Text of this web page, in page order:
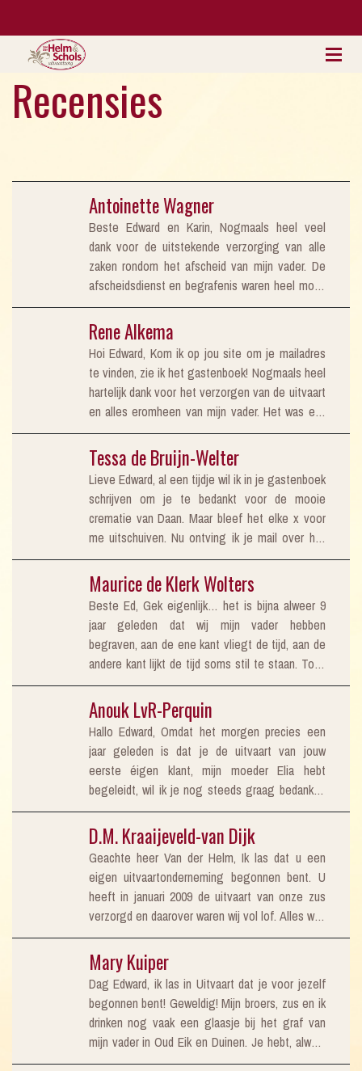
Recensies
Antoinette Wagner
Beste Edward en Karin, Nogmaals heel veel
dank voor de uitstekende verzorging van alle
zaken rondom het afscheid van mijn vader. De
afscheidsdienst en begrafenis waren heel mooi.
Mede namens de familie. Met hartelijke groeten,
Antoinette Wagner
Rene Alkema
Hoi Edward, Kom ik op jou site om je mailadres
te vinden, zie ik het gastenboek! Nogmaals heel
hartelijk dank voor het verzorgen van de uitvaart
en alles eromheen van mijn vader. Het was erg
mooi en indrukwekkend. Groeten René Alkema
en de rest van de familie.
Tessa de Bruijn-Welter
Lieve Edward, al een tijdje wil ik in je gastenboek
schrijven om je te bedankt voor de mooie
crematie van Daan. Maar bleef het elke x voor
me uitschuiven. Nu ontving ik je mail over het
nieuw te openen rouwcentrum in Nootdorp en
dacht ik, misschien is nu het moment. Wat was
het mooi en wat was het Daan. Al onze wensen
hebben we kenbaar gemaakt en alles kon, van
het opbaren thuis, condoleance thuis, tot het
verover in onze eigen bus naar het crematorium.
Van het begin tot het einde heb ik bij hem
en heel dankbaar. Veel mensen vroegen ons
achteraf of jij een goede vriend van Daan was,
of zelfs familie. Kan je nagaan hoe jij je inleeft
en hoe e
Maurice de Klerk Wolters
Beste Ed, Gek eigenlijk… het is bijna alweer 9
jaar geleden dat wij mijn vader hebben
begraven, aan de ene kant vliegt de tijd, aan de
andere kant lijkt de tijd soms stil te staan. Toch
wil ik je even zeggen dat je toen ook al alles
super goed geregeld had! Als ik weleens langs
het graf ga, denk ik daar vaak aan terug en dit is
een goede gelegenheid om je nogmaals te
bedankt voor datgeen wat je toen voor ons hebt
gedaan. Succes met je uitdagende werk,
vriendelijke groeten Maurice
Anouk LvR-Perquin
Hallo Edward, Omdat het morgen precies een
jaar geleden is dat je de uitvaart van jouw
eerste éigen klant, mijn moeder Elia hebt
begeleidt, wil ik je nog steeds graag bedanken
hiervoor. We hebben veel complimenten gehad
over de bijzondere manier hoe we het gedaan
hebben, maar bovenal ben ik zelf erg blij dat jij
voor ons alles hebt geregeld dat mama op een
mooie manier haar afscheid heeft gehad. Ik
hoop dat je veel succes hebt met je
onderneming, want dat verdien je zeker.
D.M. Kraaijeveld-van Dijk
Geachte heer Van der Helm, Ik las dat u een
eigen uitvaartonderneming begonnen bent. U
heeft in januari 2009 de uitvaart van onze zus
verzorgd en daarover waren wij vol lof. Alles was
tot in de puntjes verzorgd. Ik wil u veel succes
toewensen voor de toekomst. Met vriendelijke
groet D.M.Kraaijeveld-van Dijk
Mary Kuiper
Dag Edward, ik las in Uitvaart dat je voor jezelf
begonnen bent! Geweldig! Mijn broers, zus en ik
drinken nog vaak een glaasje bij het graf van
mijn vader in Oud Eik en Duinen. Je hebt, alwaar
10 jaar geleden, voor gezorgd dat het afscheid